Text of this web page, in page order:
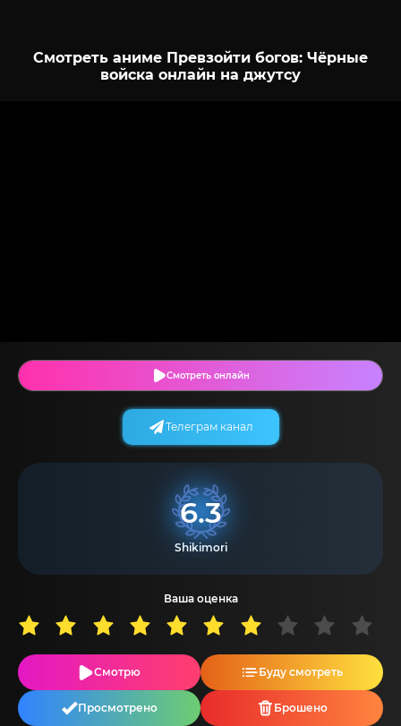
Смотреть аниме Превзойти богов: Чёрные
войска онлайн на джутсу
Смотреть онлайн
6.3
Shikimori
Ваша оценка
Смотрю Буду смотреть
Просмотрено Брошено
Телеграм канал